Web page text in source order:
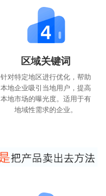
区域关键词
针对特定地区进行优化，帮助
本地企业吸引当地用户，提高
本地市场的曝光度。适用于有
地域性需求的企业。